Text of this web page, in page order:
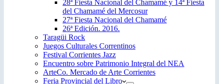
28ª Fiesta Nacional del Chamamé y 14ª Fiesta
del Chamamé del Mercosur
27ª Fiesta Nacional del Chamamé
26ª Edición. 2016.
Taragüi Rock
Juegos Culturales Correntinos
Festival Corrientes Jazz
Encuentro sobre Patrimonio Integral del NEA
ArteCo. Mercado de Arte Corrientes
Feria Provincial del Libro